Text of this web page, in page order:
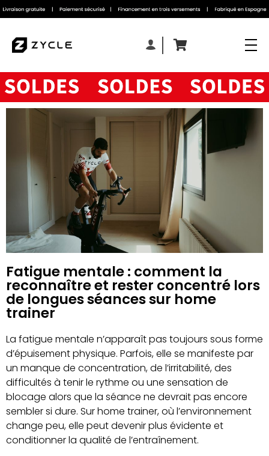
Fatigue mentale : comment la
reconnaître et rester concentré lors
de longues séances sur home
trainer
La fatigue mentale n’apparaît pas toujours sous forme
d’épuisement physique. Parfois, elle se manifeste par
un manque de concentration, de l’irritabilité, des
difficultés à tenir le rythme ou une sensation de
blocage alors que la séance ne devrait pas encore
sembler si dure. Sur home trainer, où l’environnement
change peu, elle peut devenir plus évidente et
conditionner la qualité de l’entraînement.